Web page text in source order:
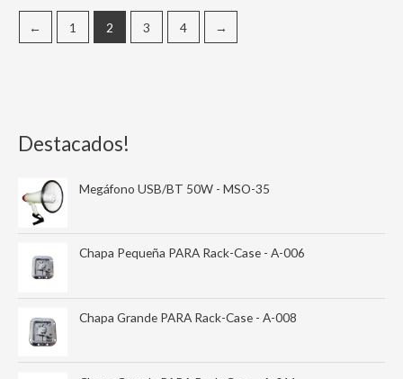
Destacados!
Megáfono USB/BT 50W - MSO-35
Chapa Pequeña PARA Rack-Case - A-006
Chapa Grande PARA Rack-Case - A-008
← 1 2 3 4 →